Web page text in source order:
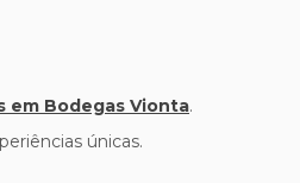
em Bodegas Vionta.
únicas.